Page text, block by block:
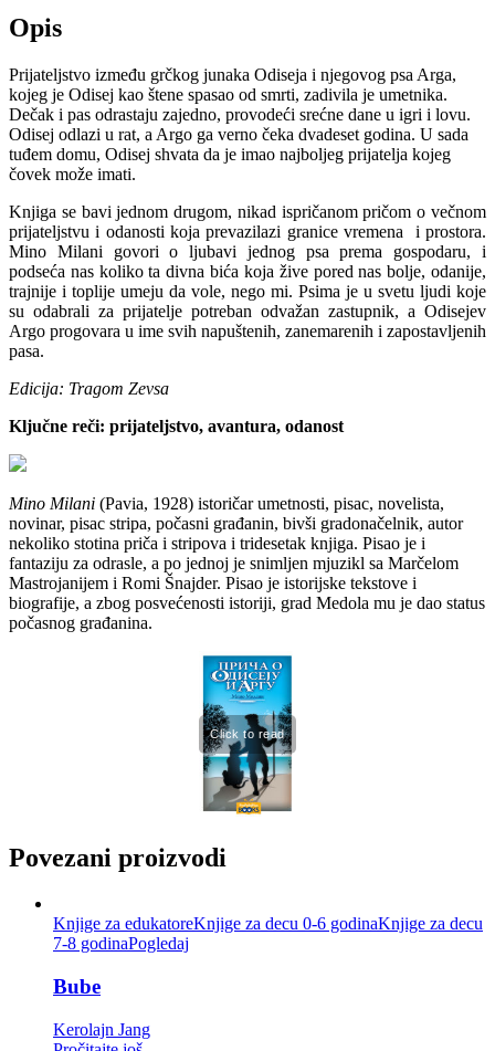
Opis
Prijateljstvo između grčkog junaka Odiseja i njegovog psa Arga,
kojeg je Odisej kao štene spasao od smrti, zadivila je umetnika.
Dečak i pas odrastaju zajedno, provodeći srećne dane u igri i lovu.
Odisej odlazi u rat, a Argo ga verno čeka dvadeset godina. U sada
tuđem domu, Odisej shvata da je imao najboljeg prijatelja kojeg
čovek može imati.
Knjiga se bavi jednom drugom, nikad ispričanom pričom o večnom
prijateljstvu i odanosti koja prevazilazi granice vremena i prostora.
Mino Milani govori o ljubavi jednog psa prema gospodaru, i
podseća nas koliko ta divna bića koja žive pored nas bolje, odanije,
trajnije i toplije umeju da vole, nego mi. Psima je u svetu ljudi koje
su odabrali za prijatelje potreban odvažan zastupnik, a Odisejev
Argo progovara u ime svih napuštenih, zanemarenih i zapostavljenih
pasa.
Edicija: Tragom Zevsa
Ključne reči: prijateljstvo, avantura, odanost
Mino Milani (Pavia, 1928) istoričar umetnosti, pisac, novelista,
novinar, pisac stripa, počasni građanin, bivši gradonačelnik, autor
nekoliko stotina priča i stripova i tridesetak knjiga. Pisao je i
fantaziju za odrasle, a po jednoj je snimljen mjuzikl sa Marčelom
Mastrojanijem i Romi Šnajder. Pisao je istorijske tekstove i
biografije, a zbog posvećenosti istoriji, grad Medola mu je dao status
počasnog građanina.
Povezani proizvodi
Knjige za edukatoreKnjige za decu 0-6 godinaKnjige za decu
7-8 godinaPogledaj
Bube
Kerolajn Jang